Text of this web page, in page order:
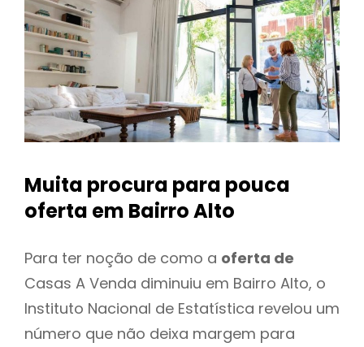
Muita procura para pouca
oferta em Bairro Alto
Para ter noção de como a oferta de
Casas A Venda diminuiu em Bairro Alto, o
Instituto Nacional de Estatística revelou um
número que não deixa margem para